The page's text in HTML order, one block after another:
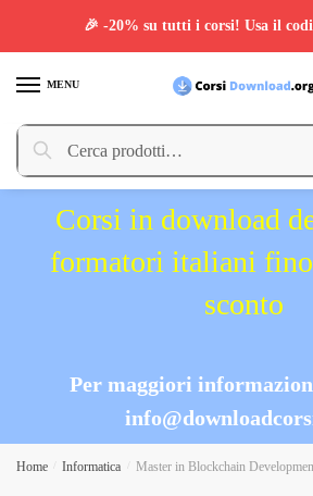
MENU
Cerca:
Cerca
Corsi in download
formatori italiani
sconto
Per maggiori
Home Informatica Master in Blockchain
🎉 -20% su tutti i corsi! Usa il